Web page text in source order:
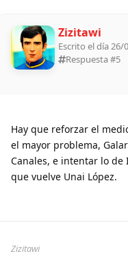
Zizitawi
Escrito el día 26/
Respuesta #5
Hay que reforzar el
el mayor problema,
Canales, e intentar lo
que vuelve Unai López.
Zizitawi